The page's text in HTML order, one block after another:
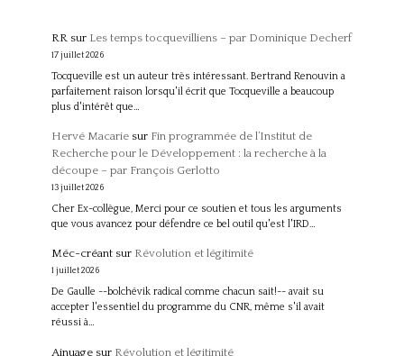
RRsur Les temps tocquevilliens – par Dominique Decherf
17 juillet 2026
Tocqueville est un auteur très intéressant. Bertrand Renouvin a
parfaitement raison lorsqu'il écrit que Tocqueville a beaucoup
plus d'intérêt que…
Hervé Macariesur Fin programmée de l’Institut de
Recherche pour le Développement : la recherche à la
découpe – par François Gerlotto
13 juillet 2026
Cher Ex-collègue, Merci pour ce soutien et tous les arguments
que vous avancez pour défendre ce bel outil qu'est l'IRD…
Méc-créantsur Révolution et légitimité
1 juillet 2026
De Gaulle --bolchévik radical comme chacun sait!-- avait su
accepter l'essentiel du programme du CNR, même s'il avait
réussi à…
Ainuagesur Révolution et légitimité